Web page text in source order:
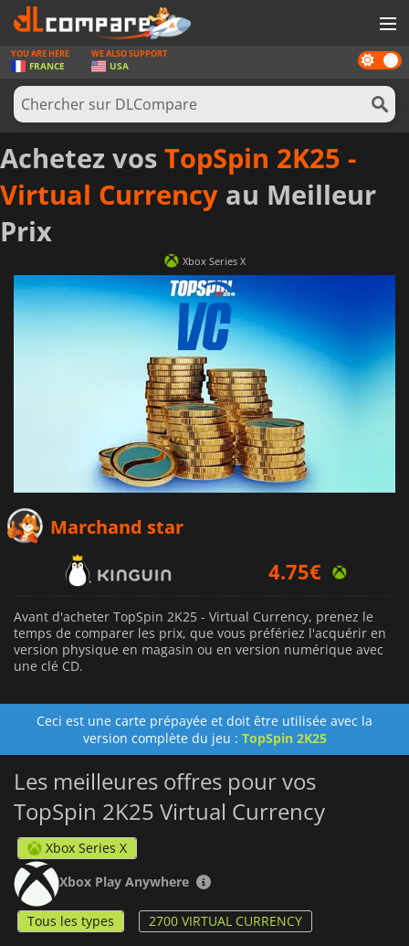
JEUX
CARTES PRÉPAYÉES
LOGICIELS
CONCOURS
MATÉRIEL
NEWS
SE CONNECTER OU S'INSCRIRE
Dark
mode
YOU ARE HERE
FRANCE
WE ALSO SUPPORT
USA
Achetez vos TopSpin 2K25 -
Virtual Currency au Meilleur
Prix
Xbox Series X
Marchand star
4.75€
16.49€
Avant d'acheter TopSpin 2K25 - Virtual Currency, prenez le
temps de comparer les prix, que vous préfériez l'acquérir en
version physique en magasin ou en version numérique avec
une clé CD.
Ceci est une carte prépayée et doit être utilisée avec la
version complète du jeu : TopSpin 2K25
Les meilleures offres pour vos
TopSpin 2K25 Virtual Currency
Xbox Series X
Xbox Play Anywhere
Tous les types 2700 VIRTUAL CURRENCY